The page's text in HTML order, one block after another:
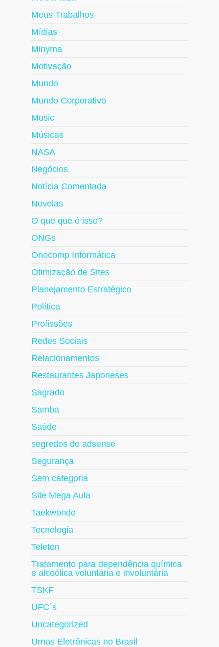
Meus Trabalhos
Mídias
Minyma
Motivação
Mundo
Mundo Corporativo
Music
Músicas
NASA
Negócios
Notícia Comentada
Novelas
O que que é isso?
ONGs
Onocomp Informática
Otimização de Sites
Planejamento Estratégico
Política
Profissões
Redes Sociais
Relacionamentos
Restaurantes Japoneses
Sagrado
Samba
Saúde
segredos do adsense
Segurança
Sem categoria
Site Mega Aula
Taekwondo
Tecnologia
Teleton
Tratamento para dependência química
e alcoólica voluntária e involuntária
TSKF
UFC´s
Uncategorized
Urnas Eletrônicas no Brasil